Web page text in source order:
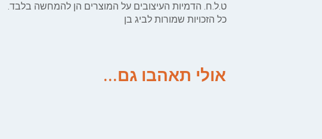
ט.ל.ח. הדמיות העיצובים על המוצרים הן להמחשה בלבד.
כל הזכויות שמורות לביג בן
אולי תאהבו גם...